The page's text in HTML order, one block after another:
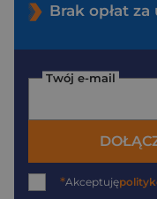
Brak opłat
Twój e-mail
*Akceptuję